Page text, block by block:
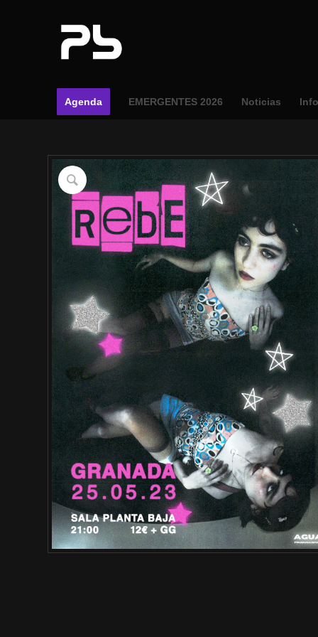
Agenda EMERGENTES 2026 Noticias Info